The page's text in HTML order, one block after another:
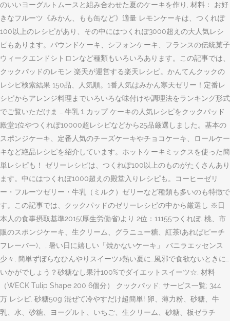
のいいヨーグルトムースと組み合わせた夏のケーキを作り, 材料： お好
きなフルーツ《みかん、もも缶など》適量 レモンケーキは、つくれぽ
100以上のレシピがあり、その中にはつくれぽ3000超えの大人気レシ
ピもあります。パウンドケーキ、シフォンケーキ、フランスの伝統菓子
ウィークエンドシトロンなど種類もいろいろあります。この記事では、
クックパッドのレモン 楽天が運営する楽天レシピ。かんてんクックの
レシピ検索結果 150品、人気順。1番人気はみかん寒天ゼリー！定番レ
シピからアレンジ料理までいろいろな味付けや調理法をランキング形式
でご覧いただけま … 牛乳１カップ ケーキの人気レシピをクックパッド
殿堂1位やつくれぽ10000超レシピなどから25品厳選しました。基本の
スポンジケーキ、定番人気のチーズケーキやチョコケーキ、ロールケー
キなど絶品レシピを紹介しています。ホットケーキミックスを使った簡
単レシピも！ ゼリーレシピは、つくれぽ100以上のものがたくさんあり
ます。中にはつくれぽ1000超えの殿堂入りレシピも。コーヒーゼリ
ー・フルーツゼリー・牛乳（ミルク）ゼリーなど種類も多いのも特徴で
す。この記事では、クックパッドのゼリーレシピの中から厳選し ※日
本人の食事摂取基準2015(厚生労働省)より 2位：11155つくれぽ. 桃、市
販のスポンジケーキ、生クリーム、グラニュー糖、紅茶(あればピーチ
フレーバー)、, 暑い日に嬉しい「焼かないケーキ」 バニラエッセンス
少々, 簡単ずぼらなひんやりスイーツ♪熱い夏に…風邪で食欲ないときに…
いかがでしょう？砂糖なし果汁100%でダイエットスイーツ☆, 材料
（WECK Tulip Shape 200 6個分） クックパッド; サービス一覧; 344
万 レシピ. 砂糖50g 混ぜて冷やすだけ超簡単! 卵、薄力粉、砂糖、牛
乳、水、砂糖、ヨーグルト、いちご、生クリーム、砂糖、板ゼラチ